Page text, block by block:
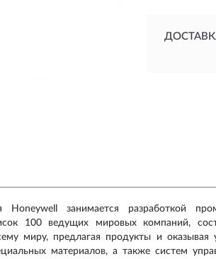
Honeywell занимается разработкой
100 ведущих мировых компаний,
миру, предлагая продукты и оказывая
материалов, а также систем